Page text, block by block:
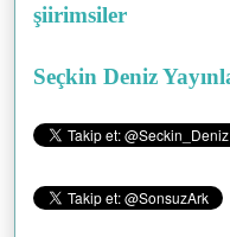
şiirimsiler
Seçkin Deniz